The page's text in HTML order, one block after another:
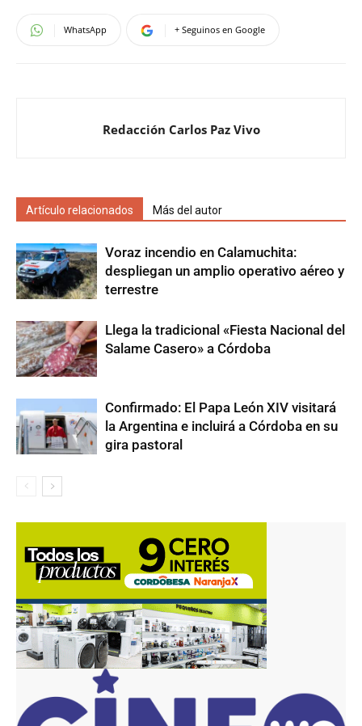
WhatsApp + Seguinos en Google
Redacción Carlos Paz Vivo
Artículo relacionados Más del autor
Voraz incendio en Calamuchita:
despliegan un amplio operativo aéreo y
terrestre
Llega la tradicional «Fiesta Nacional del
Salame Casero» a Córdoba
Confirmado: El Papa León XIV visitará
la Argentina e incluirá a Córdoba en su
gira pastoral